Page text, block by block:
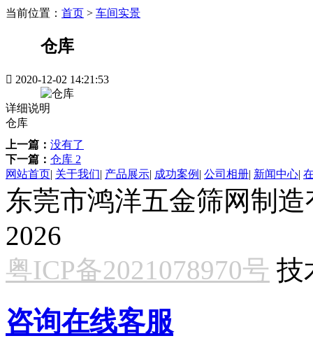
当前位置： 首页 > 车间实景
仓库
 2020-12-02 14:21:53
详细说明
仓库
上一篇： 没有了
下一篇： 仓库 2
网站首页| 关于我们| 产品展示| 成功案例 | 公司相册| 新闻中心|
东莞市鸿洋五金筛网制
2026
粤ICP备2021078970号 技
咨询在线客服